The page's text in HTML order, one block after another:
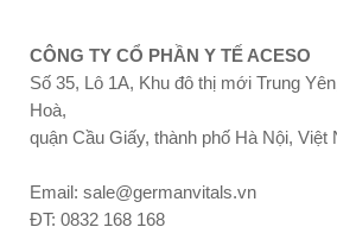
CÔNG TY CỔ PHẦN Y TẾ ACESO
Số 35, Lô 1A, Khu đô thị mới Trung
Hoà,
quận Cầu Giấy, thành phố Hà Nội, Việt
Email: sale@germanvitals.vn
ĐT: 0832 168 168